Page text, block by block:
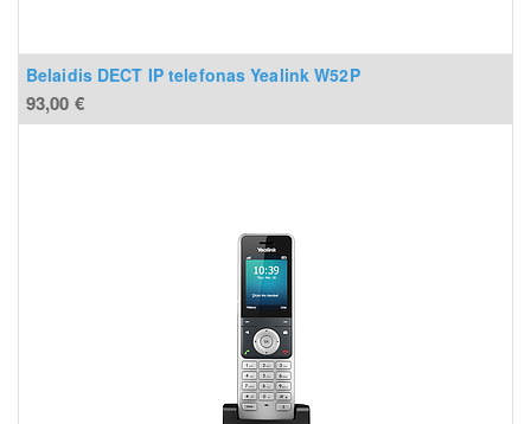
Belaidis DECT IP telefonas Yealink W52P
93,00 €